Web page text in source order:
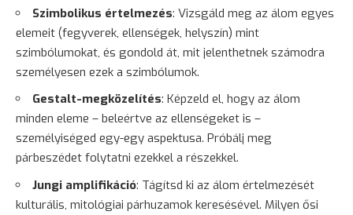
Szimbolikus értelmezés: Vizsgáld meg az álom egyes
elemeit (fegyverek, ellenségek, helyszín) mint
szimbólumokat, és gondold át, mit jelenthetnek számodra
személyesen ezek a szimbólumok.
Gestalt-megközelítés: Képzeld el, hogy az álom
minden eleme – beleértve az ellenségeket is –
személyiséged egy-egy aspektusa. Próbálj meg
párbeszédet folytatni ezekkel a részekkel.
Jungi amplifikáció: Tágítsd ki az álom értelmezését
kulturális, mitológiai párhuzamok keresésével. Milyen ősi